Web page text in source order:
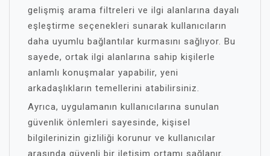
gelişmiş arama filtreleri ve ilgi alanlarına dayalı
eşleştirme seçenekleri sunarak kullanıcıların
daha uyumlu bağlantılar kurmasını sağlıyor. Bu
sayede, ortak ilgi alanlarına sahip kişilerle
anlamlı konuşmalar yapabilir, yeni
arkadaşlıkların temellerini atabilirsiniz.
Ayrıca, uygulamanın kullanıcılarına sunulan
güvenlik önlemleri sayesinde, kişisel
bilgilerinizin gizliliği korunur ve kullanıcılar
arasında güvenli bir iletişim ortamı sağlanır.